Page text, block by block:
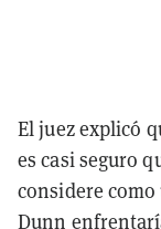
El juez explicó
es casi seguro
considere como
Dunn